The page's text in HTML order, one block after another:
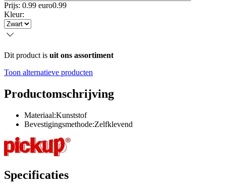
Prijs: 0.99 euro0.99
Kleur:
Dit product is uit ons assortiment
Toon alternatieve producten
Productomschrijving
Materiaal:Kunststof
Bevestigingsmethode:Zelfklevend
Specificaties